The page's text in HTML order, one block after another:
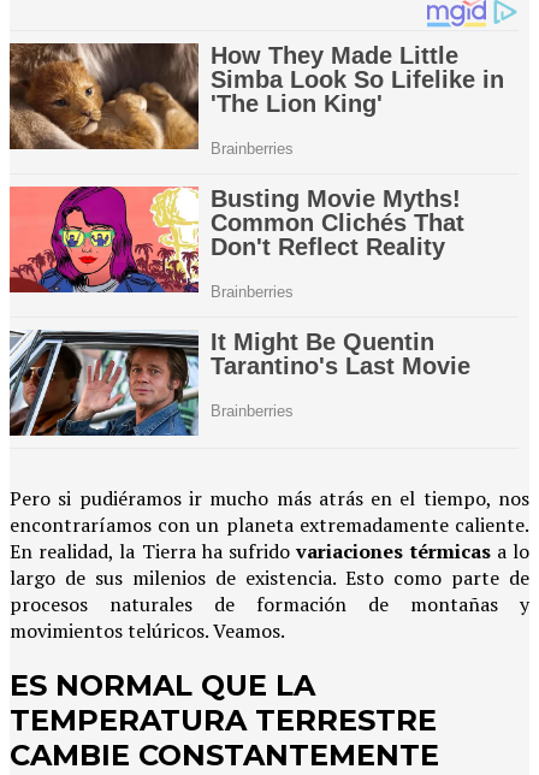
Pero si pudiéramos ir mucho más atrás en el tiempo, nos
encontraríamos con un planeta extremadamente caliente.
En realidad, la Tierra ha sufridovariaciones térmicasa lo
largo de sus milenios de existencia. Esto como parte de
procesos naturales de formación de montañas y
movimientos telúricos. Veamos.
ES NORMAL QUE LA
TEMPERATURA TERRESTRE
CAMBIE CONSTANTEMENTE